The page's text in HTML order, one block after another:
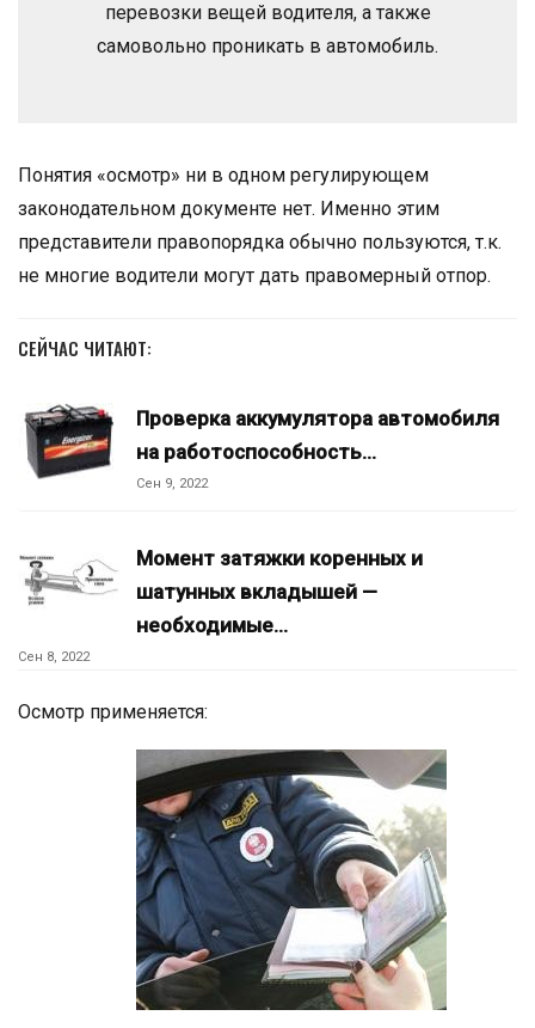
перевозки вещей водителя, а также
самовольно проникать в автомобиль.
Понятия «осмотр» ни в одном регулирующем
законодательном документе нет. Именно этим
представители правопорядка обычно пользуются, т.к.
не многие водители могут дать правомерный отпор.
СЕЙЧАС ЧИТАЮТ:
Проверка аккумулятора автомобиля
на работоспособность…
Сен 9, 2022
Момент затяжки коренных и
шатунных вкладышей —
необходимые…
Сен 8, 2022
Осмотр применяется: